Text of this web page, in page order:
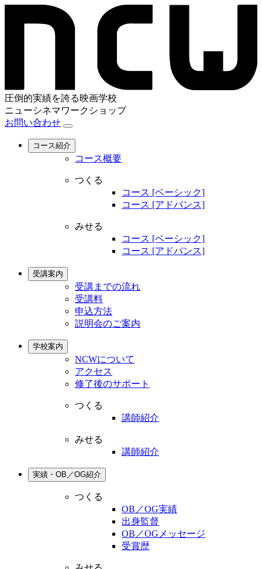
圧倒的実績を誇る映画学校
ニューシネマワークショップ
お問い合わせ
コース紹介
コース概要
つくる
コース [ベーシック]
コース [アドバンス]
みせる
コース [ベーシック]
コース [アドバンス]
受講案内
受講までの流れ
受講料
申込方法
説明会のご案内
学校案内
NCWについて
アクセス
修了後のサポート
つくる
講師紹介
みせる
講師紹介
実績・OB／OG紹介
つくる
OB／OG実績
出身監督
OB／OGメッセージ
受賞歴